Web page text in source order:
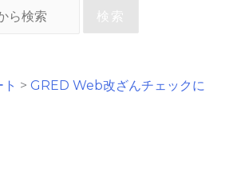
検索
> GRED Web改ざんチェックに